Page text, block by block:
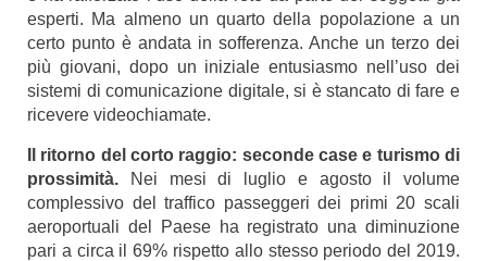
esperti. Ma almeno un quarto della popolazione a un
certo punto è andata in sofferenza. Anche un terzo dei
più giovani, dopo un iniziale entusiasmo nell’uso dei
sistemi di comunicazione digitale, si è stancato di fare e
ricevere videochiamate.
Il ritorno del corto raggio: seconde case e turismo di
prossimità. Nei mesi di luglio e agosto il volume
complessivo del traffico passeggeri dei primi 20 scali
aeroportuali del Paese ha registrato una diminuzione
pari a circa il 69% rispetto allo stesso periodo del 2019.